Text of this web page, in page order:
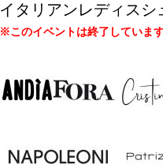
イタリアンレディス
※このイベントは終了していま